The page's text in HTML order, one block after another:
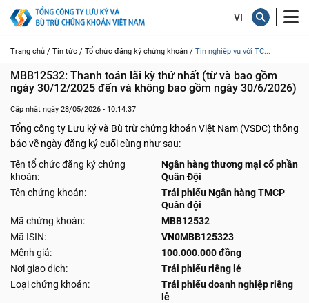
Trang chủ / Tin tức / Tổ chức đăng ký chứng khoán / Tin nghiệp vụ với TC...
MBB12532: Thanh toán lãi kỳ thứ nhất (từ và bao gồm
ngày 30/12/2025 đến và không bao gồm ngày 30/6/2026)
Cập nhật ngày 28/05/2026 - 10:14:37
Tổng công ty Lưu ký và Bù trừ chứng khoán Việt Nam (VSDC) thông
báo về ngày đăng ký cuối cùng như sau:
Tên tổ chức đăng ký chứng
khoán:
Ngân hàng thương mại cổ phần
Quân Đội
Tên chứng khoán:
Trái phiếu Ngân hàng TMCP
Quân đội
Mã chứng khoán:
MBB12532
Mã ISIN:
VN0MBB125323
Mệnh giá:
100.000.000 đồng
Nơi giao dịch:
Trái phiếu riêng lẻ
Loại chứng khoán:
Trái phiếu doanh nghiệp riêng
lẻ